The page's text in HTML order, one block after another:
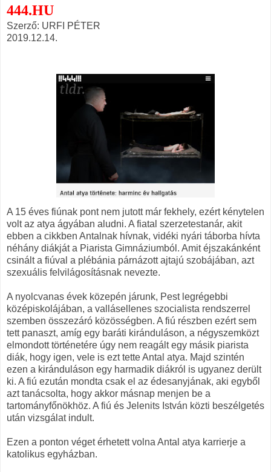
444.HU
Szerző: URFI PÉTER
2019.12.14.
A 15 éves fiúnak pont nem jutott már fekhely, ezért kénytelen
volt az atya ágyában aludni. A fiatal szerzetestanár, akit
ebben a cikkben Antalnak hívnak, vidéki nyári táborba hívta
néhány diákját a Piarista Gimnáziumból. Amit éjszakánként
csinált a fiúval a plébánia párnázott ajtajú szobájában, azt
szexuális felvilágosításnak nevezte.
A nyolcvanas évek közepén járunk, Pest legrégebbi
középiskolájában, a vallásellenes szocialista rendszerrel
szemben összezáró közösségben. A fiú részben ezért sem
tett panaszt, amíg egy baráti kiránduláson, a négyszemközt
elmondott történetére úgy nem reagált egy másik piarista
diák, hogy igen, vele is ezt tette Antal atya. Majd szintén
ezen a kiránduláson egy harmadik diákról is ugyanez derült
ki. A fiú ezután mondta csak el az édesanyjának, aki egyből
azt tanácsolta, hogy akkor másnap menjen be a
tartományfőnökhöz. A fiú és Jelenits István közti beszélgetés
után vizsgálat indult.
Ezen a ponton véget érhetett volna Antal atya karrierje a
katolikus egyházban.